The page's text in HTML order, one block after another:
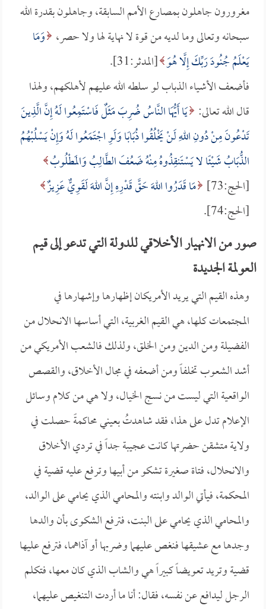
مغرورون جاهلون بمصارع الأمم السابقة، وجاهلون بقدرة الله
سبحانه وتعالى وما لديه من قوة لا نهاية لها ولا حصر، وَمَا
يَعْلَمُ جُنُودَ رَبِّكَ إِلَّا هُوَ [المدثر:31].
فأضعف الأشياء الذباب لو سلطه الله عليهم لأهلكهم، ولهذا
قال الله تعالى: يَا أَيُّهَا النَّاسُ ضُرِبَ مَثَلٌ فَاسْتَمِعُوا لَهُ إِنَّ الَّذِينَ
تَدْعُونَ مِنْ دُونِ اللهِ لَنْ يَخْلُقُوا ذُبَابًا وَلَوِ اجْتَمَعُوا لَهُ وَإِنْ يَسْلُبْهُمُ
الذُّبَابُ شَيْئًا لا يَسْتَنقِذُوهُ مِنْهُ ضَعُفَ الطَّالِبُ وَالمَطْلُوبُ
[الحج:73]
مَا قَدَرُوا اللهَ حَقَّ قَدْرِهِ إِنَّ اللهَ لَقَوِيٌّ عَزِيزٌ
[الحج:74].
صور من الانهيار الأخلاقي للدولة التي تدعو إلى قيم
العولمة الجديدة
وهذه القيم التي يريد الأمريكان إظهارها وإشهارها في
المجتمعات كلها، هي القيم الغربية، التي أساسها الانحلال من
الفضيلة ومن الدين ومن الخلق، ولذلك فالشعب الأمريكي من
أشد الشعوب تخلفاً ومن أضعفه في مجال الأخلاق، والقصص
الواقعية التي ليست من نسج الخيال، ولا هي من كلام وسائل
الإعلام تدل على هذا، فقد شاهدتُ بعيني محاكمةً حصلت في
ولاية متشقن حضرتها كانت عجيبة جداً في تردي الأخلاق
والانحلال، فتاة صغيرة تشكو من أبيها وترفع عليه قضية في
المحكمة، فيأتي الوالد وابنته والمحامي الذي يحامي على الوالد،
والمحامي الذي يحامي على البنت، فترفع الشكوى بأن والدها
وجدها مع عشيقها فنغص عليهما وضربها أو آذاهما، فترفع عليها
قضية وتريد تعويضاً كبيراً هي والشاب الذي كان معها، فتكلم
الرجل ليدافع عن نفسه، فقال: أنا ما أردت التنغيص عليهما،